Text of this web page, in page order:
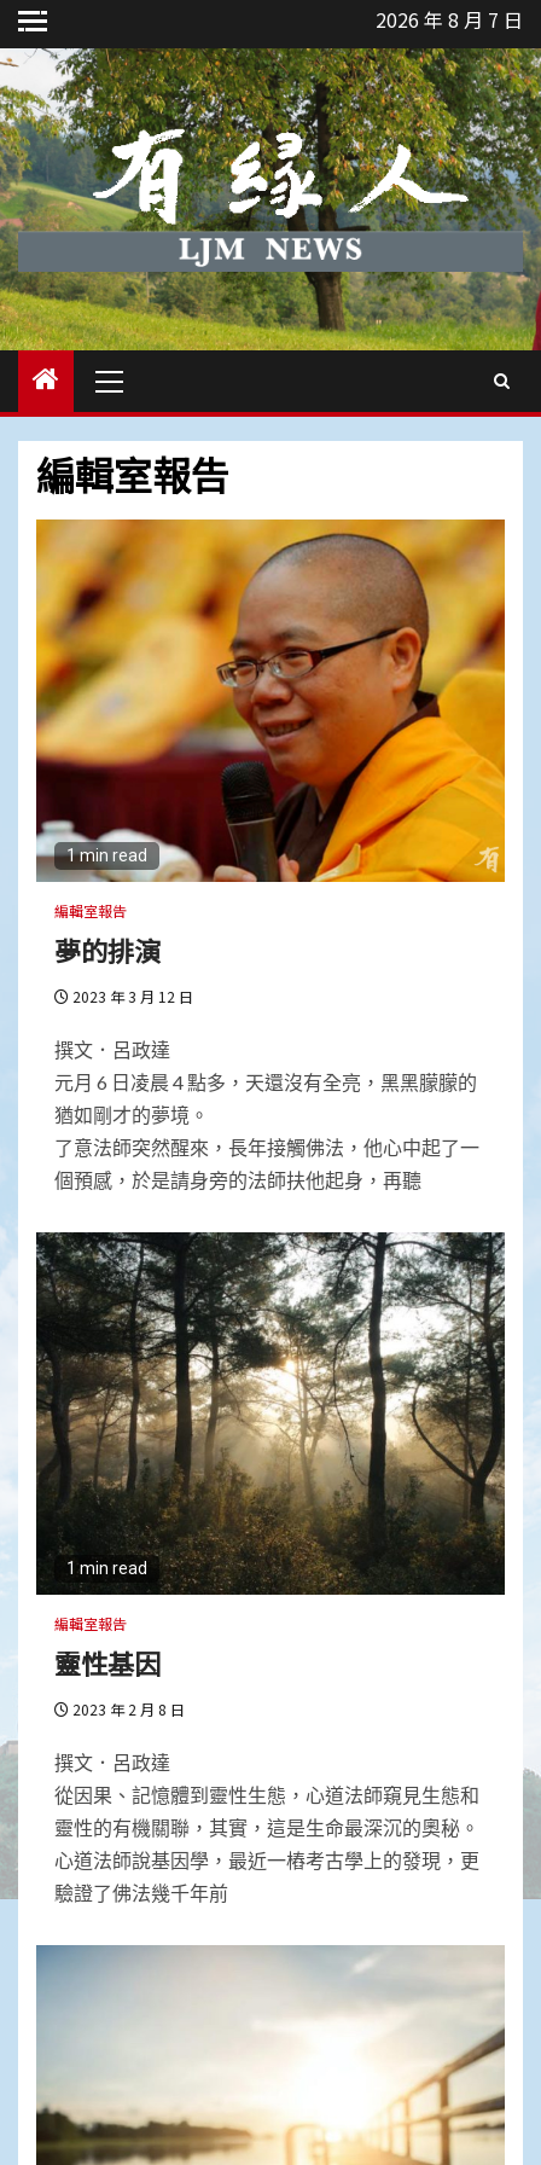
Skip
to
content
2026 年 8 月 7 日
Menu
編輯室報告
1 min read
編輯室報告
夢的排演
2023 年 3 月 12 日
撰文．呂政達
元月 6 日凌晨 4 點多，天還沒有全亮，黑黑朦朦的
猶如剛才的夢境。
了意法師突然醒來，長年接觸佛法，他心中起了一
個預感，於是請身旁的法師扶他起身，再聽
1 min read
編輯室報告
靈性基因
2023 年 2 月 8 日
撰文．呂政達
從因果、記憶體到靈性生態，心道法師窺見生態和
靈性的有機關聯，其實，這是生命最深沉的奧秘。
心道法師說基因學，最近一樁考古學上的發現，更
驗證了佛法幾千年前